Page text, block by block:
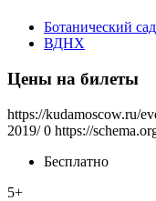
Ботанический сад
ВДНХ
Цены на билеты
https://kudamoscow.ru/
2019/ 0 https://
Бесплатно
5+